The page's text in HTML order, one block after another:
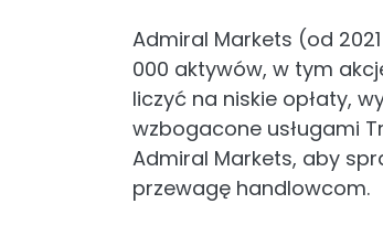
Admiral Markets (od
000 aktywów, w tym
liczyć na niskie opłaty,
wzbogacone usługami
Admiral Markets, aby
przewagę handlowcom.